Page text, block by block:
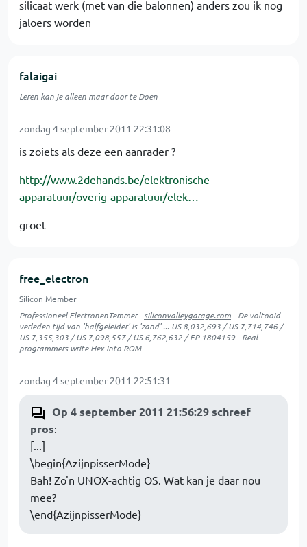
silicaat werk (met van die balonnen) anders zou ik nog
jaloers worden
falaigai
Leren kan je alleen maar door te Doen
zondag 4 september 2011 22:31:08
is zoiets als deze een aanrader ?
http://www.2dehands.be/elektronische-
apparatuur/overig-apparatuur/elek…
groet
free_electron
Silicon Member
Professioneel ElectronenTemmer - siliconvalleygarage.com - De voltooid
verleden tijd van 'halfgeleider' is 'zand' ... US 8,032,693 / US 7,714,746 /
US 7,355,303 / US 7,098,557 / US 6,762,632 / EP 1804159 - Real
programmers write Hex into ROM
zondag 4 september 2011 22:51:31
Op 4 september 2011 21:56:29 schreef
pros:
[...]
\begin{AzijnpisserMode}
Bah! Zo'n UNOX-achtig OS. Wat kan je daar nou
mee?
\end{AzijnpisserMode}